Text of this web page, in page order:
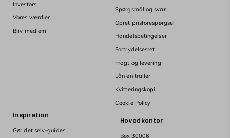
Hovedkontor
Box 30006
Investors
Vores værdier
Bliv medlem
Spørgsmål og svar
Opret prisforespørgsel
Handelsbetingelser
Fortrydelsesret
Fragt og levering
Lån en trailer
Kvitteringskopi
Cookie Policy
Inspiration
Gør det selv-guides